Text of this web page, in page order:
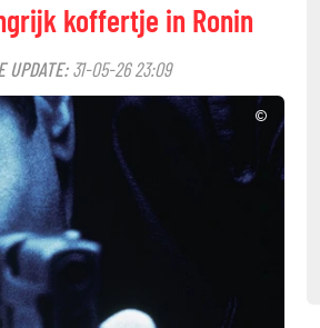
koffertje in Ronin
UPDATE: 31-05-26 23:09
©